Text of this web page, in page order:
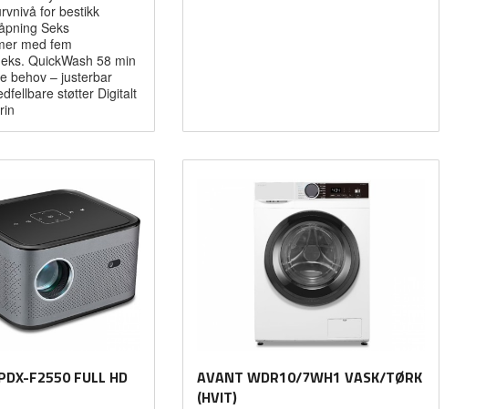
for bestikk
Seks
med fem
QuickWash 58 min
behov – justerbar
støtter Digitalt
F2550 FULL HD
AVANT WDR10/7WH1 VASK/TØRK
(HVIT)